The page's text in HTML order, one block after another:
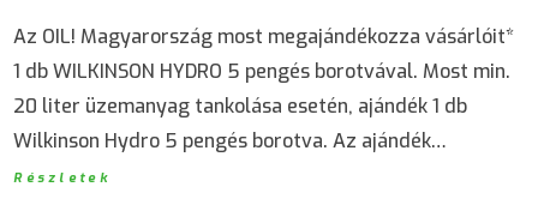
Az OIL! Magyarország most megajándékozza vásárlóit*
1 db WILKINSON HYDRO 5 pengés borotvával. Most min.
20 liter üzemanyag tankolása esetén, ajándék 1 db
Wilkinson Hydro 5 pengés borotva. Az ajándék…
Részletek